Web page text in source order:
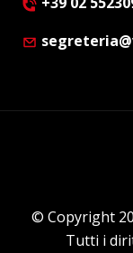
© Copyright
Tutti i